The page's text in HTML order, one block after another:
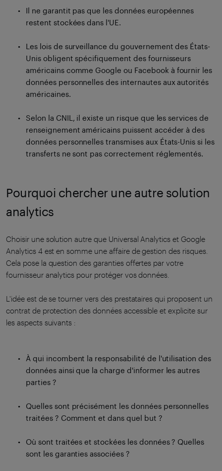
Il ne garantit pas que les données européennes
restent stockées dans l'UE.
Les lois de surveillance du gouvernement des États-
Unis obligent spécifiquement des fournisseurs
américains comme Google ou Facebook à fournir les
données personnelles des internautes aux autorités
américaines.
Selon la CNIL, il existe un risque que les services de
renseignement américains puissent accéder à des
données personnelles transmises aux États-Unis si les
transferts ne sont pas correctement réglementés.
Pourquoi chercher une autre solution
analytics
Choisir une solution autre que Universal Analytics et Google
Analytics 4 est en somme une affaire de gestion des risques.
Cela pose la question des garanties offertes par votre
fournisseur analytics pour protéger vos données.
L'idée est de se tourner vers des prestataires qui proposent un
contrat de protection des données accessible et explicite sur
les aspects suivants :
À qui incombent la responsabilité de l'utilisation des
données ainsi que la charge d'informer les autres
parties ?
Quelles sont précisément les données personnelles
traitées ? Comment et dans quel but ?
Où sont traitées et stockées les données ? Quelles
sont les garanties associées ?